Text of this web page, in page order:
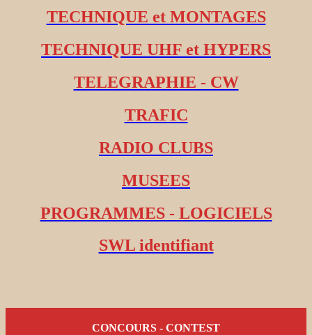
TECHNIQUE et MONTAGES
TECHNIQUE UHF et HYPERS
TELEGRAPHIE - CW
TRAFIC
RADIO CLUBS
MUSEES
PROGRAMMES - LOGICIELS
SWL identifiant
CONCOURS - CONTEST